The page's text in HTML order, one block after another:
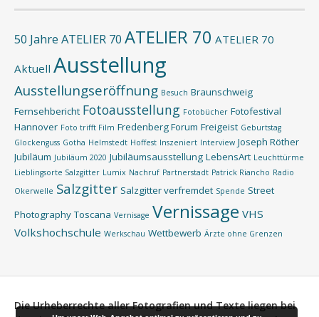
50 Jahre ATELIER 70 ATELIER 70 ATELIER 70
Aktuell Ausstellung
Ausstellungseröffnung Besuch Braunschweig
Fernsehbericht Fotoausstellung Fotobücher Fotofestival
Hannover Foto trifft Film Fredenberg Forum Freigeist Geburtstag
Glockenguss Gotha Helmstedt Hoffest Inszeniert Interview Joseph Röther
Jubiläum Jubiläum 2020 Jubiläumsausstellung LebensArt Leuchttürme
Lieblingsorte Salzgitter Lumix Nachruf Partnerstadt Patrick Riancho Radio
Okerwelle Salzgitter Salzgitter verfremdet Spende Street
Photography Toscana Vernisage Vernissage VHS
Volkshochschule Werkschau Wettbewerb Ärzte ohne Grenzen
Die Urheberrechte aller Fotografien und Texte liegen bei